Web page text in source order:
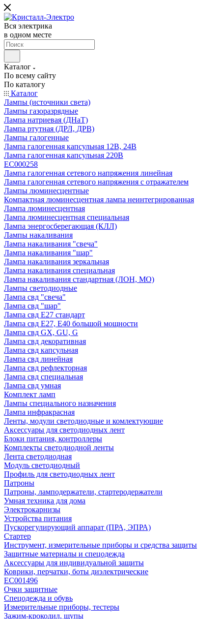
Вся электрика
в одном месте
Каталог
По всему сайту
По каталогу
Каталог
Лампы (источники света)
Лампы газоразрядные
Лампа натриевая (ДНаТ)
Лампа ртутная (ДРЛ, ДРВ)
Лампы галогенные
Лампа галогенная капсульная 12В, 24В
Лампа галогенная капсульная 220В
EC000258
Лампа галогенная сетевого напряжения линейная
Лампа галогенная сетевого напряжения с отражателем
Лампы люминесцентные
Компактная люминесцентная лампа неинтегрированная
Лампа люминесцентная
Лампа люминесцентная специальная
Лампа энергосберегающая (КЛЛ)
Лампы накаливания
Лампа накаливания "свеча"
Лампа накаливания "шар"
Лампа накаливания зеркальная
Лампа накаливания специальная
Лампа накаливания стандартная (ЛОН, МО)
Лампы светодиодные
Лампа свд "свеча"
Лампа свд "шар"
Лампа свд E27 стандарт
Лампа свд E27, Е40 большой мощности
Лампа свд GX, GU, G
Лампа свд декоративная
Лампа свд капсульная
Лампа свд линейная
Лампа свд рефлекторная
Лампа свд специальная
Лампа свд умная
Комплект ламп
Лампы специального назначения
Лампа инфракрасная
Ленты, модули светодиодные и комлектующие
Аксессуары для светодиодных лент
Блоки питания, контроллеры
Комплекты светодиодной ленты
Лента светодиодная
Модуль светодиодный
Профиль для светодиодных лент
Патроны
Патроны, ламподержатели, стартеродержатели
Умная техника для дома
Электрокарнизы
Устройства питания
Пускорегулирующий аппарат (ПРА, ЭПРА)
Стартер
Инструмент, измерительные приборы и средства защиты
Защитные материалы и спецодежда
Аксессуары для индивидуальной защиты
Коврики, перчатки, боты диэлектрические
EC001496
Очки защитные
Спецодежда и обувь
Измерительные приборы, тестеры
Зажим-крокодил, щупы